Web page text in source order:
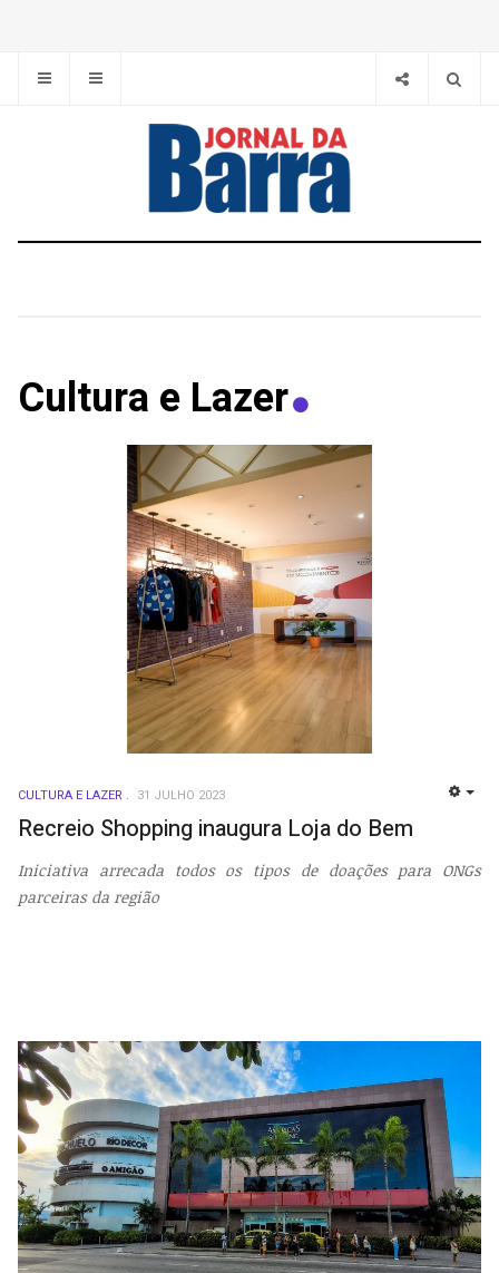
Cultura e Lazer
CULTURA E LAZER 31 JULHO 2023
Recreio Shopping inaugura Loja do Bem
Iniciativa arrecada todos os tipos de doações para ONGs
parceiras da região